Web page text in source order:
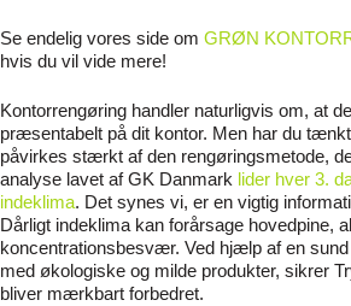
Se endelig vores side om GRØN
hvis du vil vide mere!
Kontorrengøring handler naturligvis om, at
præsentabelt på dit kontor. Men har du
påvirkes stærkt af den rengøringsmetode,
analyse lavet af GK Danmark lider hver 3.
indeklima. Det synes vi, er en vigtig
Dårligt indeklima kan forårsage hovedpine,
koncentrationsbesvær. Ved hjælp af en
med økologiske og milde produkter, sikrer
bliver mærkbart forbedret.